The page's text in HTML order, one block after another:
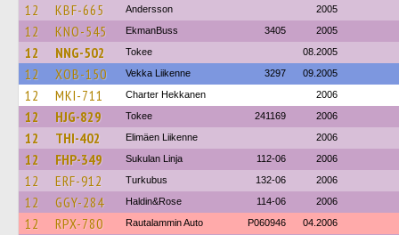
12 KBF-665 Andersson 2005
12 KNO-545 EkmanBuss 3405 2005
12 NNG-502 Tokee 08.2005
12 XOB-150 Vekka Liikenne 3297 09.2005
12 MKI-711 Charter Hekkanen 2006
12 HJG-829 Tokee 241169 2006
12 THI-402 Elimäen Liikenne 2006
12 FHP-349 Sukulan Linja 112-06 2006
12 ERF-912 Turkubus 132-06 2006
12 GGY-284 Haldin&Rose 114-06 2006
12 RPX-780 Rautalammin Auto P060946 04.2006